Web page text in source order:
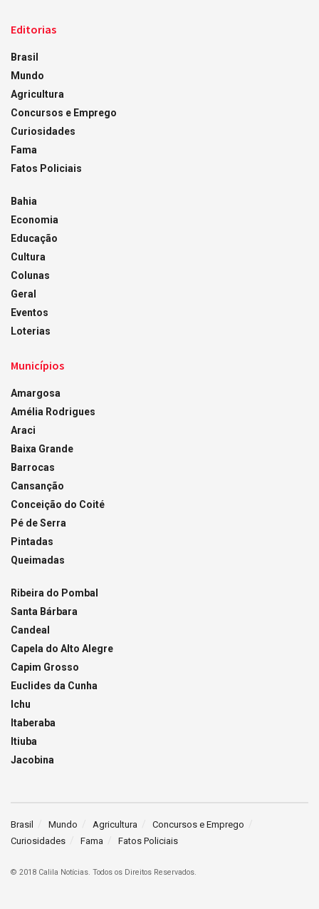
Editorias
Brasil
Mundo
Agricultura
Concursos e Emprego
Curiosidades
Fama
Fatos Policiais
Bahia
Economia
Educação
Cultura
Colunas
Geral
Eventos
Loterias
Municípios
Amargosa
Amélia Rodrigues
Araci
Baixa Grande
Barrocas
Cansanção
Conceição do Coité
Pé de Serra
Pintadas
Queimadas
Ribeira do Pombal
Santa Bárbara
Candeal
Capela do Alto Alegre
Capim Grosso
Euclides da Cunha
Ichu
Itaberaba
Itiuba
Jacobina
Brasil Mundo Agricultura
Concursos e Emprego
Curiosidades
Fama Fatos Policiais
© 2018 Calila Notícias. Todos os Direitos Reservados.